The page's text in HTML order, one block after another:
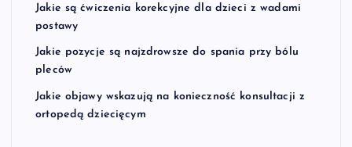
Jakie są ćwiczenia korekcyjne dla dzieci z wadami
postawy
Jakie pozycje są najzdrowsze do spania przy bólu
pleców
Jakie objawy wskazują na konieczność konsultacji z
ortopedą dziecięcym